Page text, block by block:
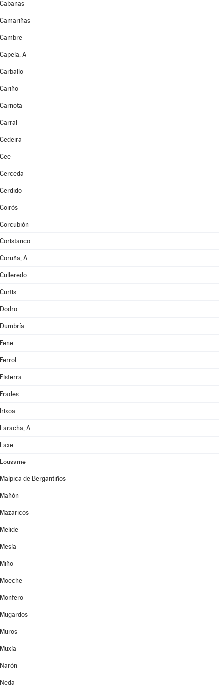
Cabanas
Camariñas
Cambre
Capela, A
Carballo
Cariño
Carnota
Carral
Cedeira
Cee
Cerceda
Cerdido
Coirós
Corcubión
Coristanco
Coruña, A
Culleredo
Curtis
Dodro
Dumbría
Fene
Ferrol
Fisterra
Frades
Irixoa
Laracha, A
Laxe
Lousame
Malpica de Bergantiños
Mañón
Mazaricos
Melide
Mesía
Miño
Moeche
Monfero
Mugardos
Muros
Muxía
Narón
Neda